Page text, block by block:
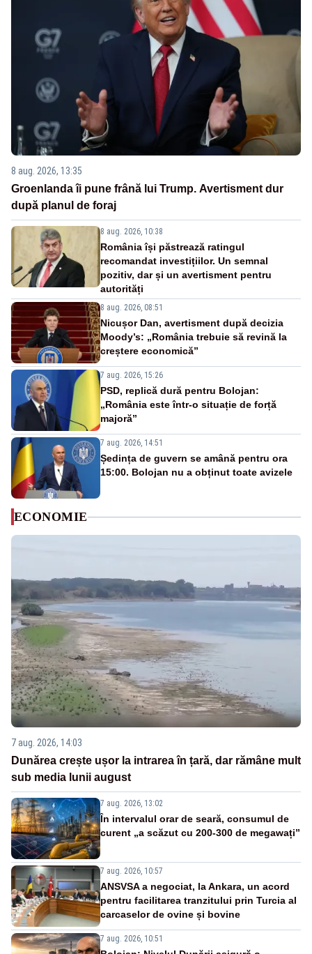
8 aug. 2026, 13:35
Groenlanda îi pune frână lui Trump. Avertisment dur
după planul de foraj
8 aug. 2026, 10:38
România își păstrează ratingul
recomandat investițiilor. Un semnal
pozitiv, dar și un avertisment pentru
autorități
8 aug. 2026, 08:51
Nicușor Dan, avertisment după decizia
Moody’s: „România trebuie să revină la
creștere economică”
7 aug. 2026, 15:26
PSD, replică dură pentru Bolojan:
„România este într-o situație de forță
majoră”
7 aug. 2026, 14:51
Ședința de guvern se amână pentru ora
15:00. Bolojan nu a obținut toate avizele
ECONOMIE
7 aug. 2026, 14:03
Dunărea crește ușor la intrarea în țară, dar rămâne mult
sub media lunii august
7 aug. 2026, 13:02
În intervalul orar de seară, consumul de
curent „a scăzut cu 200-300 de megawați”
7 aug. 2026, 10:57
ANSVSA a negociat, la Ankara, un acord
pentru facilitarea tranzitului prin Turcia al
carcaselor de ovine și bovine
7 aug. 2026, 10:51